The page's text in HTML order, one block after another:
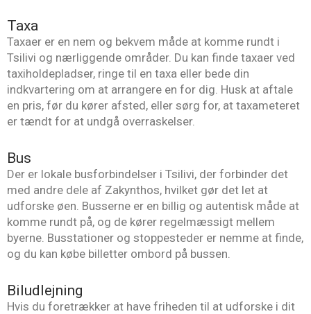
Taxa
Taxaer er en nem og bekvem måde at komme rundt i
Tsilivi og nærliggende områder. Du kan finde taxaer ved
taxiholdepladser, ringe til en taxa eller bede din
indkvartering om at arrangere en for dig. Husk at aftale
en pris, før du kører afsted, eller sørg for, at taxameteret
er tændt for at undgå overraskelser.
Bus
Der er lokale busforbindelser i Tsilivi, der forbinder det
med andre dele af Zakynthos, hvilket gør det let at
udforske øen. Busserne er en billig og autentisk måde at
komme rundt på, og de kører regelmæssigt mellem
byerne. Busstationer og stoppesteder er nemme at finde,
og du kan købe billetter ombord på bussen.
Biludlejning
Hvis du foretrækker at have friheden til at udforske i dit